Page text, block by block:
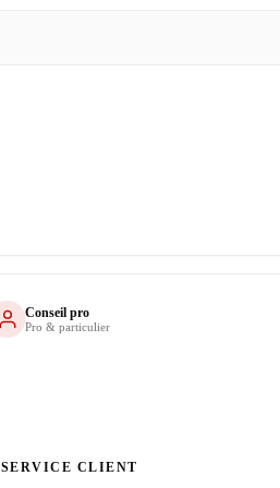
Conseil pro
Pro & particulier
SERVICE CLIENT